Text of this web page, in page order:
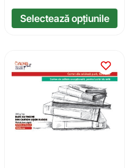
Selectează opțiunile